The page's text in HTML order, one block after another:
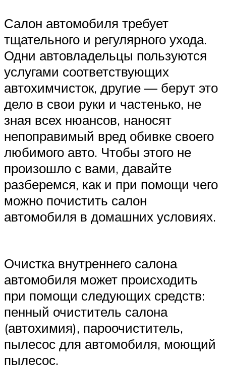
Салон автомобиля требует
тщательного и регулярного ухода.
Одни автовладельцы пользуются
услугами соответствующих
автохимчисток, другие — берут это
дело в свои руки и частенько, не
зная всех нюансов, наносят
непоправимый вред обивке своего
любимого авто. Чтобы этого не
произошло с вами, давайте
разберемся, как и при помощи чего
можно почистить салон
автомобиля в домашних условиях.
Очистка внутреннего салона
автомобиля может происходить
при помощи следующих средств:
пенный очиститель салона
(автохимия), пароочиститель,
пылесос для автомобиля, моющий
пылесос.